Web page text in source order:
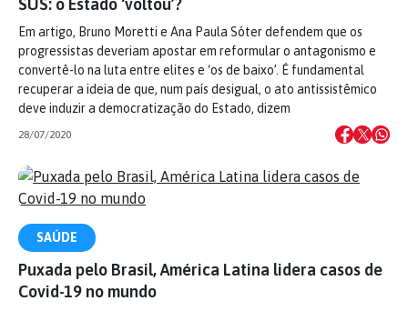
SUS: o Estado ‘voltou’?
Em artigo, Bruno Moretti e Ana Paula Sóter defendem que os
progressistas deveriam apostar em reformular o antagonismo e
convertê-lo na luta entre elites e ‘os de baixo’. É fundamental
recuperar a ideia de que, num país desigual, o ato antissistêmico
deve induzir a democratização do Estado, dizem
28/07/2020
SAÚDE
Puxada pelo Brasil, América Latina lidera casos de
Covid-19 no mundo